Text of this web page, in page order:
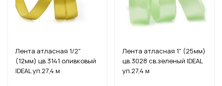
Лента атласная 1/2"
(12мм) цв.3141 оливковый
IDEAL уп.27,4 м
Лента атласная 1" (25мм)
цв.3028 св.зеленый IDEAL
уп.27,4 м